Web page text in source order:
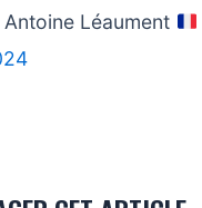
Léaument